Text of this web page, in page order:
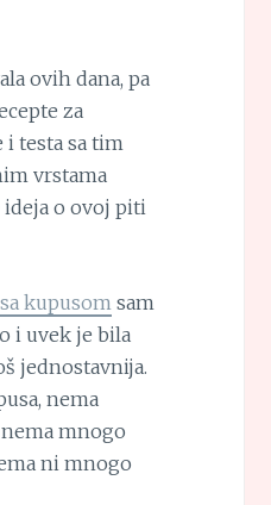
ovih dana, pa
za
testa sa tim
vrstama
ideja o ovoj piti
kupusom sam
i uvek je bila
jednostavnija.
nema
mnogo
ni mnogo